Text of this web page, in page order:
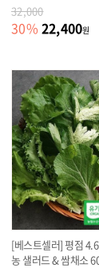
32,000
30% 22,400원
[베스트셀러] 평점
농 샐러드 & 쌈채소